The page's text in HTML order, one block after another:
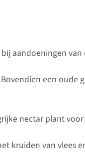
aandoeningen
een oude
nectar plant
kruiden van vlees